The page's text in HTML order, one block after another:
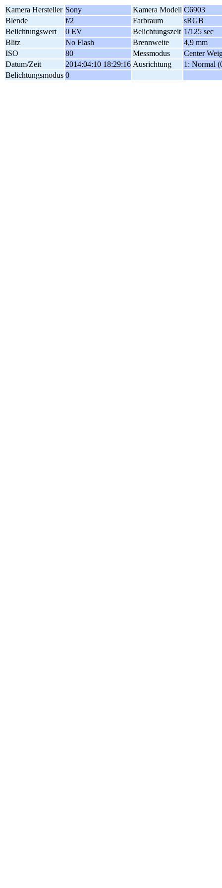
Kamera Hersteller Sony Kamera Modell C6903
Blende
f/2 Farbraum
sRGB
Belichtungswert
0 EV Belichtungszeit 1/125 sec
Blitz
No Flash Brennweite
4,9 mm
ISO
80 Messmodus
Center
Datum/Zeit
2014:04:10 18:29:16 Ausrichtung
1: Normal
Belichtungsmodus 0